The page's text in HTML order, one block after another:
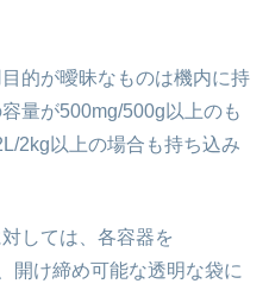
的が曖昧なものは機内に持
量が500mg/500g以上のも
2kg以上の場合も持ち込み
しては、各容器を
開け締め可能な透明な袋に